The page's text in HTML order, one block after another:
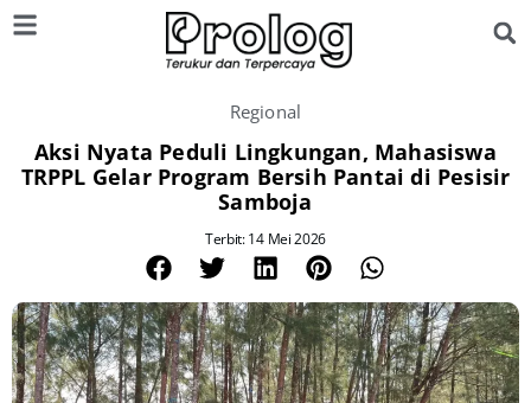
Regional
Aksi Nyata Peduli Lingkungan, Mahasiswa
TRPPL Gelar Program Bersih Pantai di Pesisir
Samboja
Terbit: 14 Mei 2026